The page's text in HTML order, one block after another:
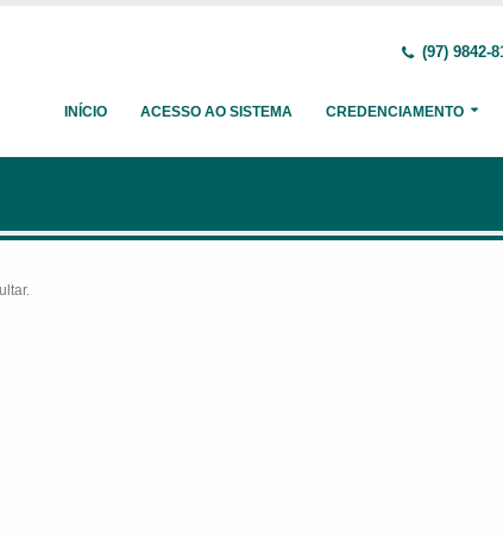
(97) 9842-
INÍCIO ACESSO AO SISTEMA CREDENCIAMENTO